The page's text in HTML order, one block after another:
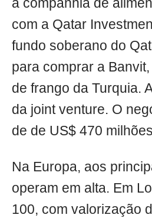
a companhia de
com a Qatar
fundo soberano do
para comprar a
de frango da Turquia.
da joint venture. O
de de US$ 470
Na Europa, aos
operam em alta. Em
100, com valorização